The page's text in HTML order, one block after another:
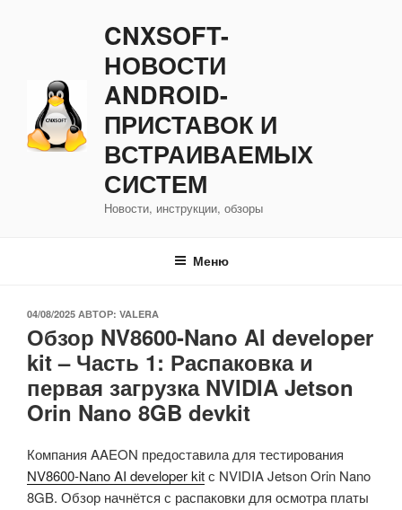
CNXSOFT-
НОВОСТИ
ANDROID-
ПРИСТАВОК И
ВСТРАИВАЕМЫХ
СИСТЕМ
Новости, инструкции, обзоры
Меню
ОПУБЛИКОВАНО
04/08/2025 АВТОР: VALERA
Обзор NV8600-Nano AI developer
kit – Часть 1: Распаковка и
первая загрузка NVIDIA Jetson
Orin Nano 8GB devkit
Компания AAEON предоставила для тестирования
NV8600-Nano AI developer kitс NVIDIA Jetson Orin Nano
8GB. Обзор начнётся с распаковки для осмотра платы